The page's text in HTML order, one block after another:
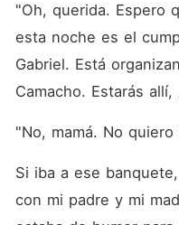
"Oh, querida. Espero
esta noche es el
Gabriel. Está
Camacho. Estarás allí,
"No, mamá. No quiero
Si iba a ese
con mi padre y mi